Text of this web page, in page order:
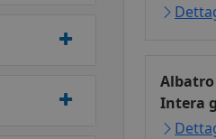
Albatro
Intera